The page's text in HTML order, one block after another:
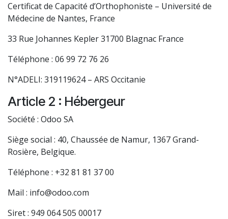
Certificat de Capacité d’Orthophoniste – Université de
Médecine de Nantes, France
33 Rue Johannes Kepler 31700 Blagnac France
Téléphone : 06 99 72 76 26
N°ADELI: 319119624 – ARS Occitanie
Article 2 : Hébergeur
Société : Odoo SA
Siège social : 40, Chaussée de Namur, 1367 Grand-
Rosière, Belgique.
Téléphone : +32 81 81 37 00
Mail : info@odoo.com
Siret : 949 064 505 00017